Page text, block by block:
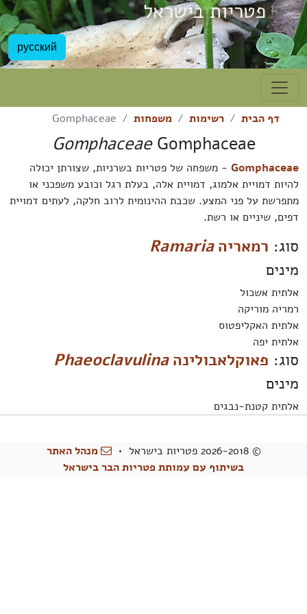
פטריות בישראל
русский
דף הבית רשימות משפחות Gomphaceae
Gomphaceae
Gomphaceae
Gomphaceae- משפחה של פטריות בשרניות, שצורתן יכולה
להיות דמויית אלמוג, דמויית אלה, בעלת רגל וכובע משפכני או
מתפרשת על פני המצע. שכבת ההינומית לרוב חלקה, לעתים דמויית
דפים, שיניים או רשת.
סוג:רמאריהRamaria
מינים
אלתית אשכול
רמריה מוריקה
אלתית האקליפטוס
אלתית יפה
סוג:פאוקלאבולינהPhaeoclavulina
מינים
אלתית קטנת-נבגים
© 2026-2018 פטריות בישראל •
מנהל האתר
בשיתוף עם עמותת פטריות הבר בישראל